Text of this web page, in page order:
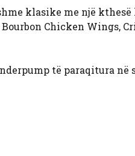
klasike me një kthesë
Chicken Wings,
të paraqitura në